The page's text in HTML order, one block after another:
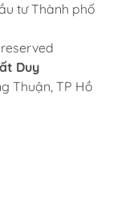
tư Thành phố
Duy
Thuận, TP Hồ